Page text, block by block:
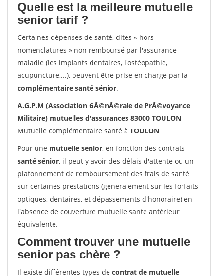
Quelle est la meilleure mutuelle
senior tarif ?
Certaines dépenses de santé, dites « hors
nomenclatures » non remboursé par l'assurance
maladie (les implants dentaires, l'ostéopathie,
acupuncture,...), peuvent être prise en charge par la
complémentaire santé sénior.
A.G.P.M (Association GÃ©nÃ©rale de PrÃ©voyance
Militaire) mutuelles d'assurances 83000 TOULON
Mutuelle complémentaire santé à TOULON
Pour une mutuelle senior, en fonction des contrats
santé sénior, il peut y avoir des délais d'attente ou un
plafonnement de remboursement des frais de santé
sur certaines prestations (généralement sur les forfaits
optiques, dentaires, et dépassements d'honoraire) en
l'absence de couverture mutuelle santé antérieur
équivalente.
Comment trouver une mutuelle
senior pas chère ?
Il existe différentes types de contrat de mutuelle